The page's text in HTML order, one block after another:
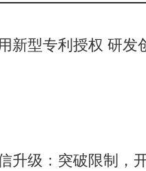
遇到的“注册响应无效”问
助。
新型专利授权 研发
升级：突破限制，